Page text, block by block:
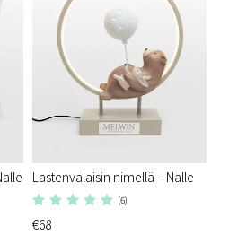
Lastenvalaisin nimellä – Nalle
(6)
€68